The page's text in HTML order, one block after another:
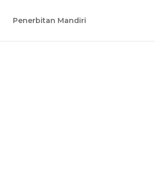
Penerbitan Mandiri